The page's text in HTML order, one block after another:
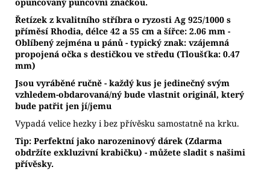
Řetízek z kvalitního stříbra o ryzosti Ag 925/1000 s
příměsí Rhodia, délce 42 a 55 cm a šířce: 2.06 mm -
Oblíbený zejména u pánů - typický znak: vzájemná
propojená očka s destičkou ve středu (Tloušťka: 0.47
mm)
Jsou vyráběné ručně - každý kus je jedinečný svým
vzhledem-obdarovaná/ný bude vlastnit originál, který
bude patřit jen jí/jemu
Vypadá velice hezky i bez přívěsku samostatně na krku.
Tip: Perfektní jako narozeninový dárek (Zdarma
obdržíte exkluzivní krabičku) - můžete sladit s našimi
přívěsky.